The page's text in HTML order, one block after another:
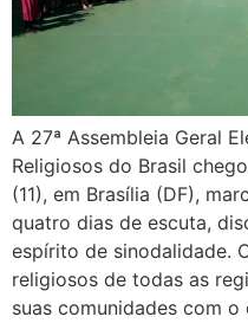
A 27ª Assembleia Geral
Religiosos do Brasil
(11), em Brasília (DF),
quatro dias de escuta,
espírito de sinodalidade.
religiosos de todas as
suas comunidades com